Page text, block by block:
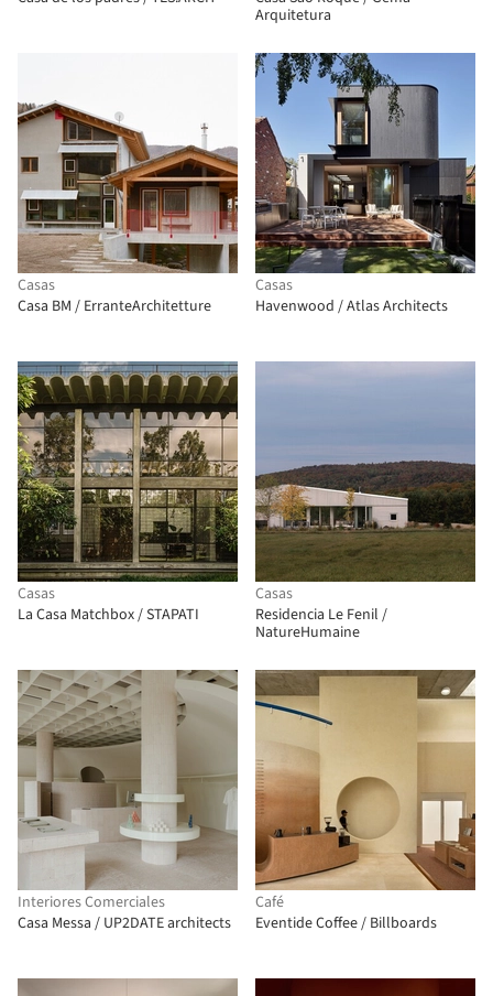
Arquitetura
Casas
Casa BM / ErranteArchitetture
Casas
Havenwood / Atlas Architects
Casas
La Casa Matchbox / STAPATI
Casas
Residencia Le Fenil /
NatureHumaine
Interiores Comerciales
Casa Messa / UP2DATE architects
Café
Eventide Coffee / Billboards